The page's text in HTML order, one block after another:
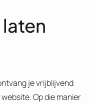
je vrijblijvend
Op die manier